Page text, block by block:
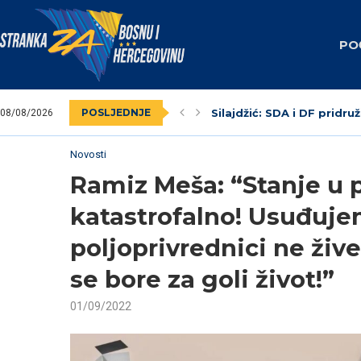
08/08/2026 POSLJEDNJE
Silajdžić: SDA i DF
SBiH: Dodik unaprijed
Nedim Krndžija
Stranka za BiH obilježila
Federalni revizori 2023.
Unsko-sanski kanton:
Livno: Održana izborna
Izabrano kantonalno
Dva vijećnika u
Novosti
Ramiz Meša: “Stanje
katastrofalno!
poljoprivrednici ne
se bore za goli život!”
01/09/2022